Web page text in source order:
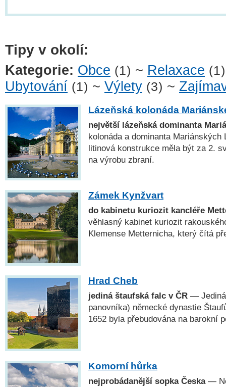
Tipy v okolí:
Kategorie: Obce (1) ~ Relaxace (1)
Ubytování (1) ~ Výlety (3) ~
Lázeňská kolonáda
největší lázeňská dominanta
kolonáda a dominanta
litinová konstrukce měla být za 2.
na výrobu zbraní.
Zámek Kynžvart
do kabinetu kuriozit kancléře
věhlasný kabinet kuriozit
Klemense Metternicha, který čítá
Hrad Cheb
jediná štaufská falc v ČR —
panovníka) německé dynastie
1652 byla přebudována na barokní
Komorní hůrka
nejprobádanější sopka Česka—